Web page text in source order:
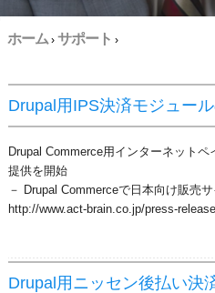
ホーム› サポート ›
Drupal用IPS決済モジュー
Drupal Commerce用インターネット
提供を開始
－ Drupal Commerceで日本向け販売
http://www.act-brain.co.jp/press-
Drupal用ニッセン後払い決